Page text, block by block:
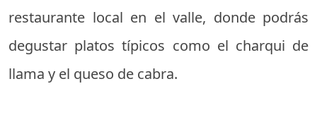
restaurante local en el valle, donde podrás
degustar platos típicos como el charqui de
llama y el queso de cabra.